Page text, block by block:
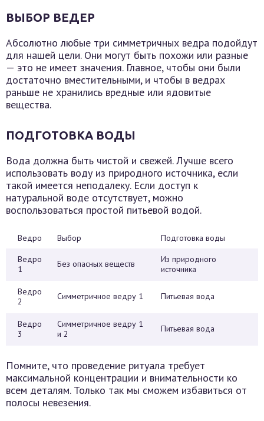
ВЫБОР ВЕДЕР
Абсолютно любые три симметричных ведра подойдут
для нашей цели. Они могут быть похожи или разные
— это не имеет значения. Главное, чтобы они были
достаточно вместительными, и чтобы в ведрах
раньше не хранились вредные или ядовитые
вещества.
ПОДГОТОВКА ВОДЫ
Вода должна быть чистой и свежей. Лучше всего
использовать воду из природного источника, если
такой имеется неподалеку. Если доступ к
натуральной воде отсутствует, можно
воспользоваться простой питьевой водой.
Ведро Выбор
Подготовка воды
Ведро
1
Без опасных веществ
Из природного
источника
Ведро
2
Симметричное ведру 1 Питьевая вода
Ведро
3
Симметричное ведру 1
и 2
Питьевая вода
Помните, что проведение ритуала требует
максимальной концентрации и внимательности ко
всем деталям. Только так мы сможем избавиться от
полосы невезения.